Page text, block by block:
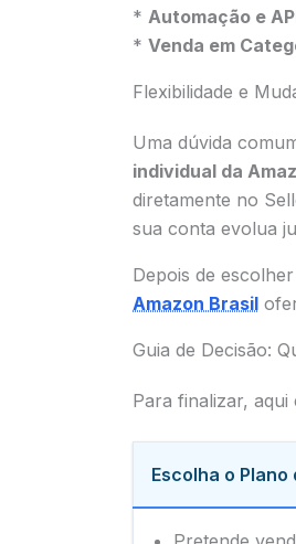
* Automação e
*Venda em
Flexibilidade e
Uma dúvida
individual da
diretamente no
sua conta evolua
Depois de
Amazon Brasil
Guia de Decisão:
Para finalizar,
Escolha o